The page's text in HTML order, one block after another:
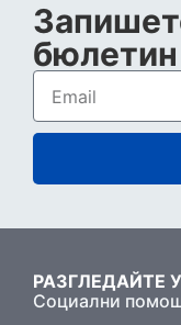
бюлетин
РАЗГЛЕДАЙТЕ
Социални